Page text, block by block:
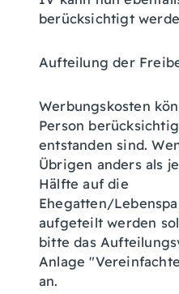
berücksichtigt
Aufteilung der
Werbungskosten
Person
entstanden sind.
Übrigen anders als
Hälfte auf die
Ehegatten/
aufgeteilt werden
bitte das
Anlage
an.